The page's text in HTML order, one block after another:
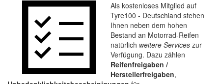
Als kostenloses Mitglied auf
Tyre100 - Deutschland stehen
Ihnen neben dem hohen
Bestand an Motorrad-Reifen
natürlich weitere Services zur
Verfügung. Dazu zählen
Reifenfreigaben /
Herstellerfreigaben,